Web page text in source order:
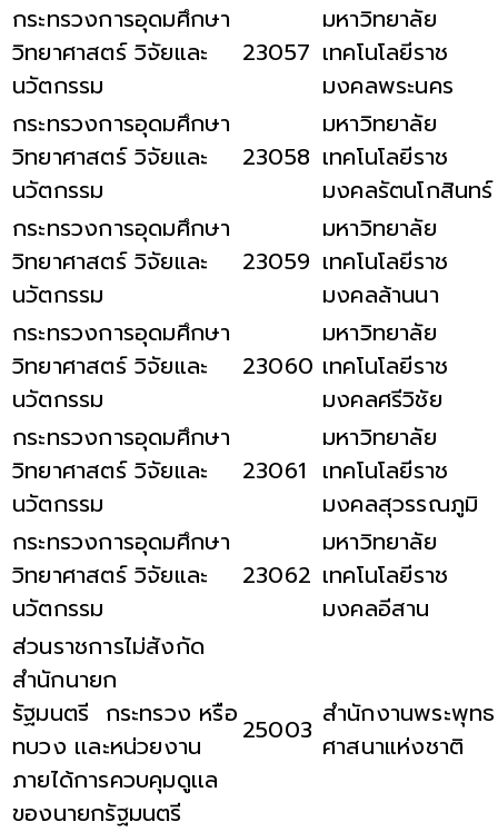
กระทรวงการอุดมศึกษา
วิทยาศาสตร์ วิจัยและ
นวัตกรรม
23057
มหาวิทยาลัย
เทคโนโลยีราช
มงคลพระนคร
กระทรวงการอุดมศึกษา
วิทยาศาสตร์ วิจัยและ
นวัตกรรม
23058
มหาวิทยาลัย
เทคโนโลยีราช
มงคลรัตนโกสินทร์
กระทรวงการอุดมศึกษา
วิทยาศาสตร์ วิจัยและ
นวัตกรรม
23059
มหาวิทยาลัย
เทคโนโลยีราช
มงคลล้านนา
กระทรวงการอุดมศึกษา
วิทยาศาสตร์ วิจัยและ
นวัตกรรม
23060
มหาวิทยาลัย
เทคโนโลยีราช
มงคลศรีวิชัย
กระทรวงการอุดมศึกษา
วิทยาศาสตร์ วิจัยและ
นวัตกรรม
23061
มหาวิทยาลัย
เทคโนโลยีราช
มงคลสุวรรณภูมิ
กระทรวงการอุดมศึกษา
วิทยาศาสตร์ วิจัยและ
นวัตกรรม
23062
มหาวิทยาลัย
เทคโนโลยีราช
มงคลอีสาน
ส่วนราชการไม่สังกัด
สำนักนายก
รัฐมนตรี กระทรวง หรือ
ทบวง เเละหน่วยงาน
ภายได้การควบคุมดูเเล
ของนายกรัฐมนตรี
25003 สำนักงานพระพุทธ
ศาสนาแห่งชาติ